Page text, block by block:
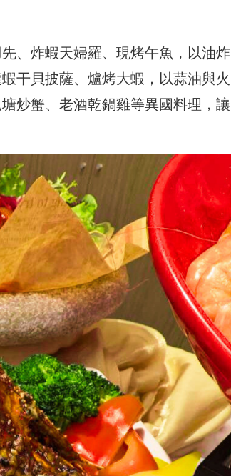
、炸蝦天婦羅、現烤午魚，以油炸
干貝披薩、爐烤大蝦，以蒜油與火
炒蟹、老酒乾鍋雞等異國料理，讓